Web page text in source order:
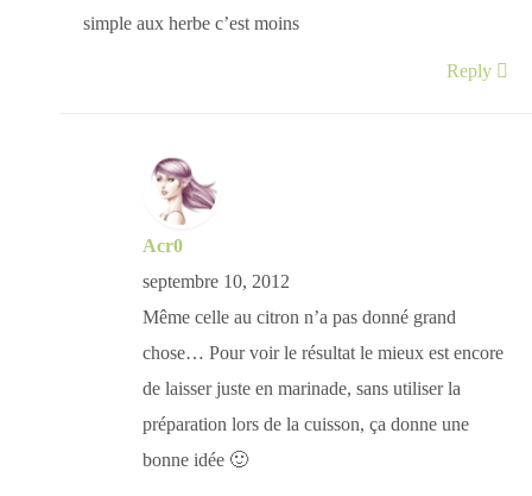
simple aux herbe c’est moins
Reply
Acr0
septembre 10, 2012
Même celle au citron n’a pas donné grand
chose… Pour voir le résultat le mieux est encore
de laisser juste en marinade, sans utiliser la
préparation lors de la cuisson, ça donne une
bonne idée 🙂